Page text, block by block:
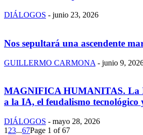
DIÁLOGOS - junio 23, 2026
Nos sepultará una ascendente
GUILLERMO CARMONA - junio 9,
MAGNIFICA HUMANITAS. La
a la IA, el feudalismo tecnológico
DIÁLOGOS - mayo 28, 2026
1 23...67Page 1 of 67